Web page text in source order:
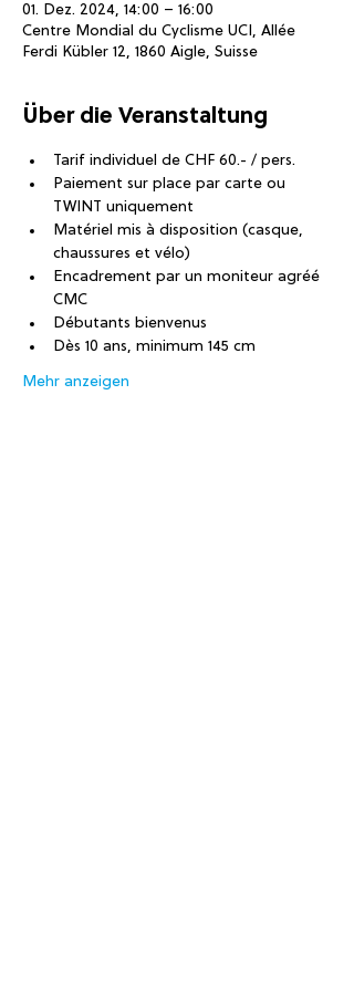
01. Dez. 2024, 14:00 – 16:00
Centre Mondial du Cyclisme UCI, Allée
Ferdi Kübler 12, 1860 Aigle, Suisse
Über die Veranstaltung
Tarif individuel de CHF 60.- / pers.
Paiement sur place par carte ou
TWINT uniquement
Matériel mis à disposition (casque,
chaussures et vélo)
Encadrement par un moniteur agréé
CMC
Débutants bienvenus
Dès 10 ans, minimum 145 cm
Mehr anzeigen